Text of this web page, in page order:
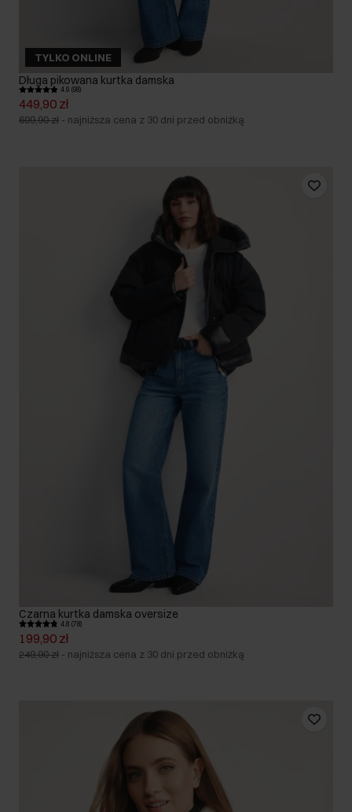
TYLKO ONLINE
Długa pikowana kurtka damska
4.9 (98)
449,90 zł
699,90 zł - najniższa cena z 30 dni przed obniżką
Czarna kurtka damska oversize
4.8 (78)
199,90 zł
249,90 zł - najniższa cena z 30 dni przed obniżką